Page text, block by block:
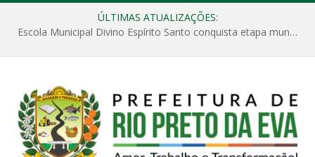
ÚLTIMAS ATUALIZAÇÕES:
Escola Municipal Divino Espírito Santo conquista etapa municipal da V Feira Amazonense de Matemática